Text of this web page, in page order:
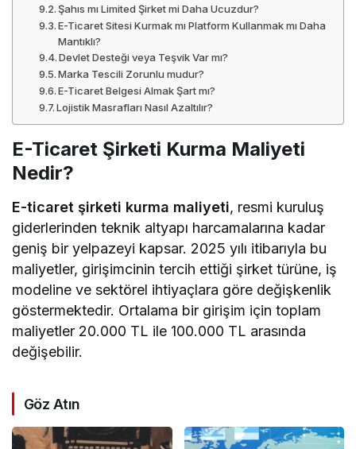
Şahıs mı Limited Şirket mi Daha Ucuzdur?
E-Ticaret Sitesi Kurmak mı Platform Kullanmak mı Daha
Mantıklı?
Devlet Desteği veya Teşvik Var mı?
Marka Tescili Zorunlu mudur?
E-Ticaret Belgesi Almak Şart mı?
Lojistik Masrafları Nasıl Azaltılır?
E-Ticaret Şirketi Kurma Maliyeti
Nedir?
E-ticaret şirketi kurma maliyeti, resmi kuruluş
giderlerinden teknik altyapı harcamalarına kadar
geniş bir yelpazeyi kapsar. 2025 yılı itibarıyla bu
maliyetler, girişimcinin tercih ettiği şirket türüne, iş
modeline ve sektörel ihtiyaçlara göre değişkenlik
göstermektedir. Ortalama bir girişim için toplam
maliyetler 20.000 TL ile 100.000 TL arasında
değişebilir.
Göz Atın